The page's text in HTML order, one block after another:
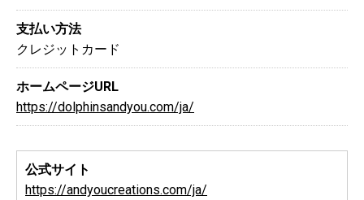
支払い方法
クレジットカード
ホームページURL
https://dolphinsandyou.com/ja/
公式サイト
https://andyoucreations.com/ja/